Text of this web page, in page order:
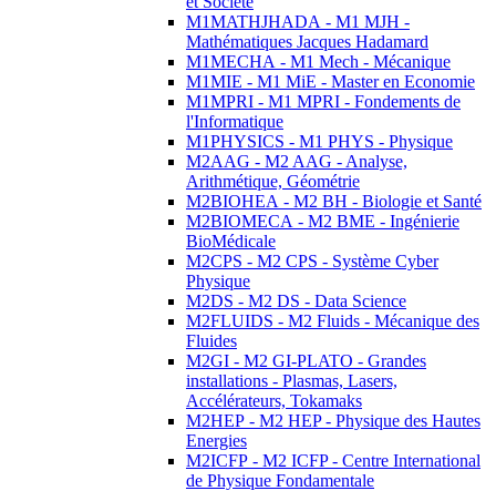
M1MATHJHADA - M1 MJH -
Mathématiques Jacques Hadamard
M1MECHA - M1 Mech - Mécanique
M1MIE - M1 MiE - Master en Economie
M1MPRI - M1 MPRI - Fondements de
l'Informatique
M1PHYSICS - M1 PHYS - Physique
M2AAG - M2 AAG - Analyse,
Arithmétique, Géométrie
M2BIOHEA - M2 BH - Biologie et Santé
M2BIOMECA - M2 BME - Ingénierie
BioMédicale
M2CPS - M2 CPS - Système Cyber
Physique
M2DS - M2 DS - Data Science
M2FLUIDS - M2 Fluids - Mécanique des
Fluides
M2GI - M2 GI-PLATO - Grandes
installations - Plasmas, Lasers,
Accélérateurs, Tokamaks
M2HEP - M2 HEP - Physique des Hautes
Energies
M2ICFP - M2 ICFP - Centre International
de Physique Fondamentale